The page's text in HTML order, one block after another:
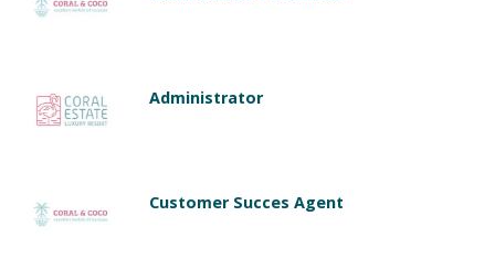
Administrator
Customer Succes Agent